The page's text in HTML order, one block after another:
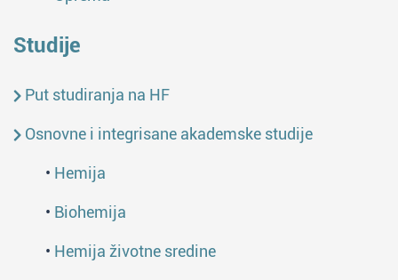
Studije
Put studiranja na HF
Osnovne i integrisane akademske studije
• Hemija
• Biohemija
• Hemija životne sredine